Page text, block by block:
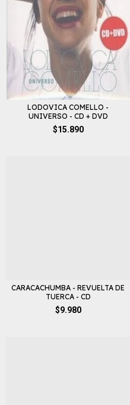
LODOVICA COMELLO -
UNIVERSO - CD + DVD
$15.890
CARACACHUMBA - REVUELTA DE
TUERCA - CD
$9.980